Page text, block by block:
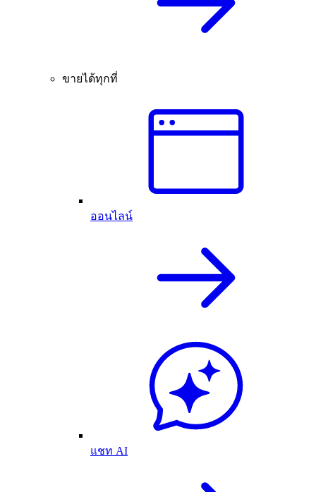
ขายได้ทุกที่
ออนไลน์
แชท AI